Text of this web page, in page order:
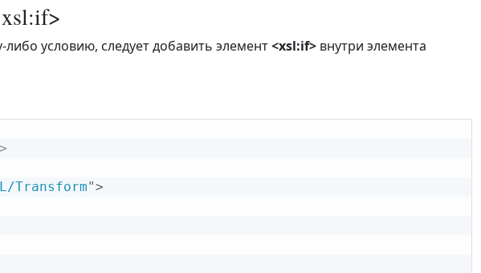
условию, следует добавить элемент<xsl:if> внутри элемента
Transform">